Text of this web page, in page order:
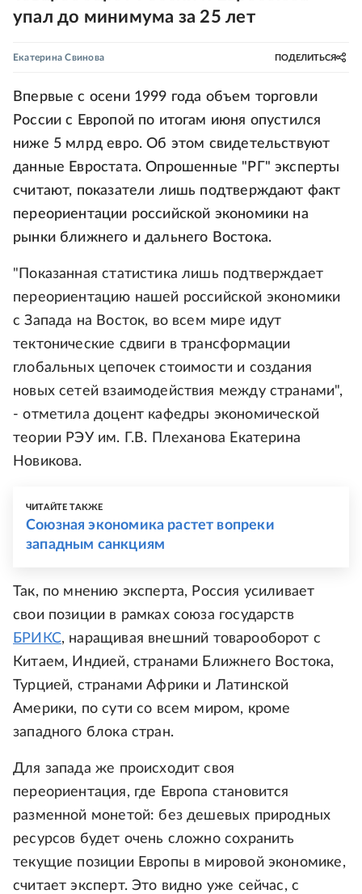
упал до минимума за 25 лет
Екатерина Свинова ПОДЕЛИТЬСЯ
Впервые с осени 1999 года объем торговли
России с Европой по итогам июня опустился
ниже 5 млрд евро. Об этом свидетельствуют
данные Евростата. Опрошенные "РГ" эксперты
считают, показатели лишь подтверждают факт
переориентации российской экономики на
рынки ближнего и дальнего Востока.
"Показанная статистика лишь подтверждает
переориентацию нашей российской экономики
с Запада на Восток, во всем мире идут
тектонические сдвиги в трансформации
глобальных цепочек стоимости и создания
новых сетей взаимодействия между странами",
- отметила доцент кафедры экономической
теории РЭУ им. Г.В. Плеханова Екатерина
Новикова.
ЧИТАЙТЕ ТАКЖЕ
Союзная экономика растет вопреки
западным санкциям
Так, по мнению эксперта, Россия усиливает
свои позиции в рамках союза государств
БРИКС, наращивая внешний товарооборот с
Китаем, Индией, странами Ближнего Востока,
Турцией, странами Африки и Латинской
Америки, по сути со всем миром, кроме
западного блока стран.
Для запада же происходит своя
переориентация, где Европа становится
разменной монетой: без дешевых природных
ресурсов будет очень сложно сохранить
текущие позиции Европы в мировой экономике,
считает эксперт. Это видно уже сейчас, с